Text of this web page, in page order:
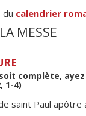
du calendrier
MESSE
complète,
1-4)
saint Paul apôtre